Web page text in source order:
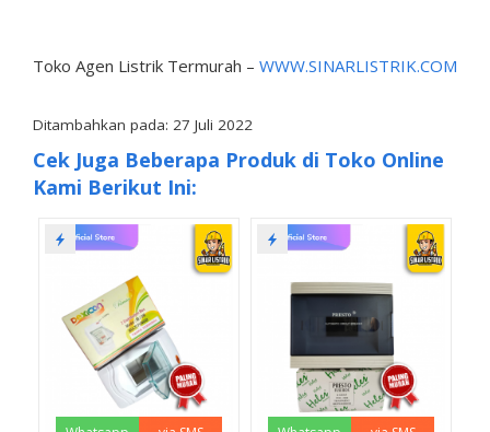
Toko Agen Listrik Termurah – WWW.SINARLISTRIK.COM
Ditambahkan pada: 27 Juli 2022
Cek Juga Beberapa Produk di Toko Online
Kami Berikut Ini: